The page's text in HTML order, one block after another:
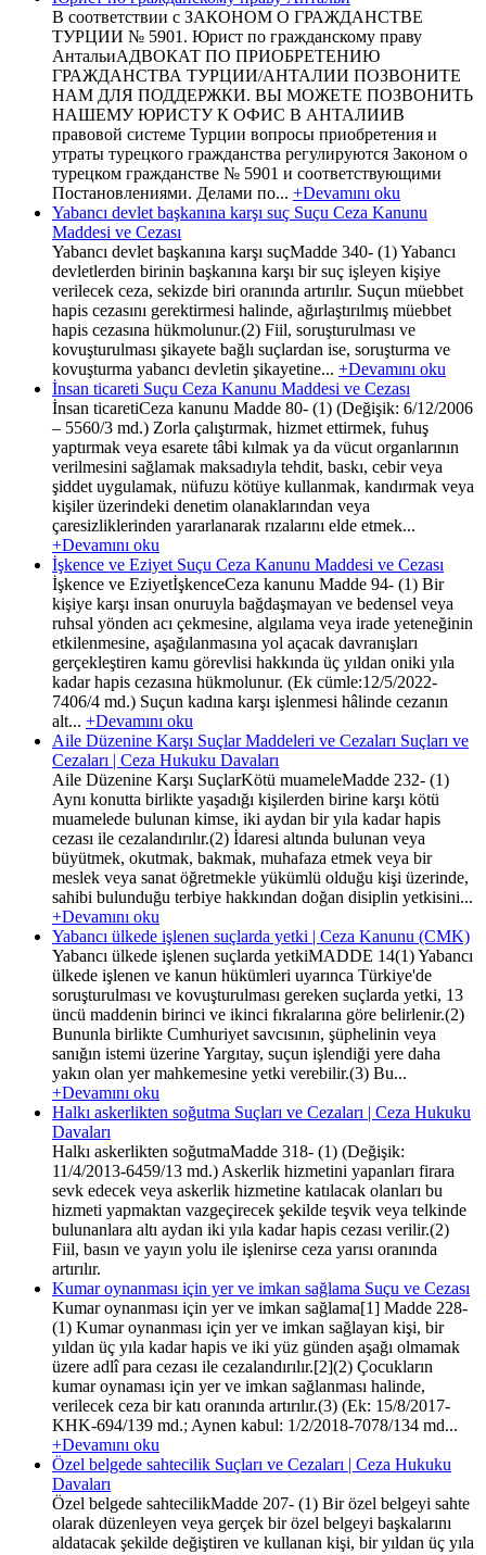
В соответствии с ЗАКОНОМ О ГРАЖДАНСТВЕ
ТУРЦИИ № 5901. Юрист по гражданскому праву
АнтальиАДВОКАТ ПО ПРИОБРЕТЕНИЮ
ГРАЖДАНСТВА ТУРЦИИ/АНТАЛИИ ПОЗВОНИТЕ
НАМ ДЛЯ ПОДДЕРЖКИ. ВЫ МОЖЕТЕ ПОЗВОНИТЬ
НАШЕМУ ЮРИСТУ К ОФИС В АНТАЛИИВ
правовой системе Турции вопросы приобретения и
утраты турецкого гражданства регулируются Законом о
турецком гражданстве № 5901 и соответствующими
Постановлениями. Делами по... +Devamını oku
Yabancı devlet başkanına karşı suç Suçu Ceza Kanunu
Maddesi ve Cezası
Yabancı devlet başkanına karşı suçMadde 340- (1) Yabancı
devletlerden birinin başkanına karşı bir suç işleyen kişiye
verilecek ceza, sekizde biri oranında artırılır. Suçun müebbet
hapis cezasını gerektirmesi halinde, ağırlaştırılmış müebbet
hapis cezasına hükmolunur.(2) Fiil, soruşturulması ve
kovuşturulması şikayete bağlı suçlardan ise, soruşturma ve
kovuşturma yabancı devletin şikayetine... +Devamını oku
İnsan ticareti Suçu Ceza Kanunu Maddesi ve Cezası
İnsan ticaretiCeza kanunu Madde 80- (1) (Değişik: 6/12/2006
– 5560/3 md.) Zorla çalıştırmak, hizmet ettirmek, fuhuş
yaptırmak veya esarete tâbi kılmak ya da vücut organlarının
verilmesini sağlamak maksadıyla tehdit, baskı, cebir veya
şiddet uygulamak, nüfuzu kötüye kullanmak, kandırmak veya
kişiler üzerindeki denetim olanaklarından veya
çaresizliklerinden yararlanarak rızalarını elde etmek...
+Devamını oku
İşkence ve Eziyet Suçu Ceza Kanunu Maddesi ve Cezası
İşkence ve EziyetİşkenceCeza kanunu Madde 94- (1) Bir
kişiye karşı insan onuruyla bağdaşmayan ve bedensel veya
ruhsal yönden acı çekmesine, algılama veya irade yeteneğinin
etkilenmesine, aşağılanmasına yol açacak davranışları
gerçekleştiren kamu görevlisi hakkında üç yıldan oniki yıla
kadar hapis cezasına hükmolunur. (Ek cümle:12/5/2022-
7406/4 md.) Suçun kadına karşı işlenmesi hâlinde cezanın
alt... +Devamını oku
Aile Düzenine Karşı Suçlar Maddeleri ve Cezaları Suçları ve
Cezaları | Ceza Hukuku Davaları
Aile Düzenine Karşı SuçlarKötü muameleMadde 232- (1)
Aynı konutta birlikte yaşadığı kişilerden birine karşı kötü
muamelede bulunan kimse, iki aydan bir yıla kadar hapis
cezası ile cezalandırılır.(2) İdaresi altında bulunan veya
büyütmek, okutmak, bakmak, muhafaza etmek veya bir
meslek veya sanat öğretmekle yükümlü olduğu kişi üzerinde,
sahibi bulunduğu terbiye hakkından doğan disiplin yetkisini...
+Devamını oku
Yabancı ülkede işlenen suçlarda yetki | Ceza Kanunu (CMK)
Yabancı ülkede işlenen suçlarda yetkiMADDE 14(1) Yabancı
ülkede işlenen ve kanun hükümleri uyarınca Türkiye'de
soruşturulması ve kovuşturulması gereken suçlarda yetki, 13
üncü maddenin birinci ve ikinci fıkralarına göre belirlenir.(2)
Bununla birlikte Cumhuriyet savcısının, şüphelinin veya
sanığın istemi üzerine Yargıtay, suçun işlendiği yere daha
yakın olan yer mahkemesine yetki verebilir.(3) Bu...
+Devamını oku
Halkı askerlikten soğutma Suçları ve Cezaları | Ceza Hukuku
Davaları
Halkı askerlikten soğutmaMadde 318- (1) (Değişik:
11/4/2013-6459/13 md.) Askerlik hizmetini yapanları firara
sevk edecek veya askerlik hizmetine katılacak olanları bu
hizmeti yapmaktan vazgeçirecek şekilde teşvik veya telkinde
bulunanlara altı aydan iki yıla kadar hapis cezası verilir.(2)
Fiil, basın ve yayın yolu ile işlenirse ceza yarısı oranında
artırılır.
Kumar oynanması için yer ve imkan sağlama Suçu ve Cezası
Kumar oynanması için yer ve imkan sağlama[1] Madde 228-
(1) Kumar oynanması için yer ve imkan sağlayan kişi, bir
yıldan üç yıla kadar hapis ve iki yüz günden aşağı olmamak
üzere adlî para cezası ile cezalandırılır.[2](2) Çocukların
kumar oynaması için yer ve imkan sağlanması halinde,
verilecek ceza bir katı oranında artırılır.(3) (Ek: 15/8/2017-
KHK-694/139 md.; Aynen kabul: 1/2/2018-7078/134 md...
+Devamını oku
Özel belgede sahtecilik Suçları ve Cezaları | Ceza Hukuku
Davaları
Özel belgede sahtecilikMadde 207- (1) Bir özel belgeyi sahte
olarak düzenleyen veya gerçek bir özel belgeyi başkalarını
aldatacak şekilde değiştiren ve kullanan kişi, bir yıldan üç yıla